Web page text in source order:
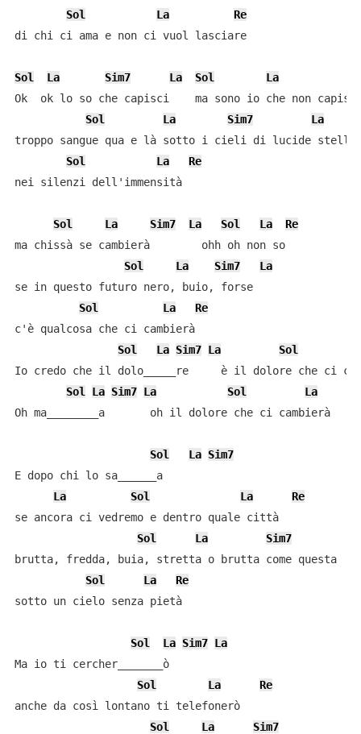
Sol La
Re
di chi ci ama e non ci vuol lasciare
Sol La Sim7 La Sol La
Ok  ok lo so che capisci    ma sono io che non
Sol
La Sim7
La
troppo sangue qua e là sotto i cieli di lucide stelle
Sol
La
Re
nei silenzi dell'immensità
Sol La Sim7 La Sol La
Re
ma chissà se cambierà        ohh oh non so
Sol
La Sim7
La
se in questo futuro nero, buio, forse
Sol
La
Re
c'è qualcosa che ci cambierà
Sol
La Sim7 La
Sol
Io credo che il dolo_____re     è il dolore che ci
Sol
La Sim7 La Sol La
Oh ma________a       oh il dolore che ci cambierà
Sol La Sim7
E dopo chi lo sa______a
La
Sol La
Re
se ancora ci vedremo e dentro quale città
Sol
La Sim7
brutta, fredda, buia, stretta o brutta come questa
Sol
La
Re
sotto un cielo senza pietà
Sol La Sim7 La
Ma io ti cercher_______ò
Sol
La
Re
anche da così lontano ti telefonerò
Sol
La Sim7